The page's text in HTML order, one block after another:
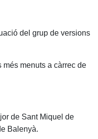
del grup de versions
més menuts a càrrec de
de Sant Miquel de
Balenyà.